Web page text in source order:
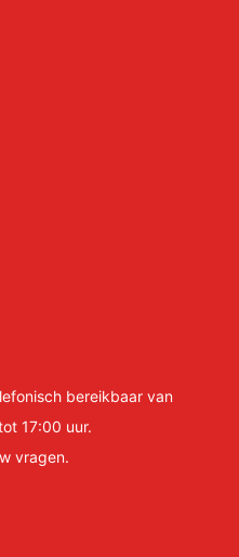
bereikbaar van
17:00 uur.
vragen.